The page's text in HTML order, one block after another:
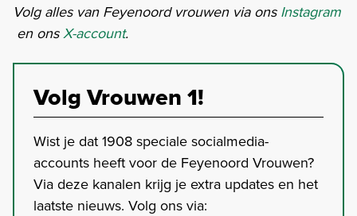
Volg alles van Feyenoord vrouwen via ons Instagram
en onsX-account.
Volg Vrouwen 1!
Wist je dat 1908 speciale socialmedia-
accounts heeft voor de Feyenoord Vrouwen?
Via deze kanalen krijg je extra updates en het
laatste nieuws. Volg ons via: